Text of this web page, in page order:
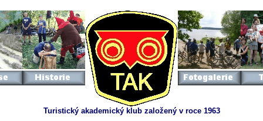
Turistický akademický klub založený v roce 1963